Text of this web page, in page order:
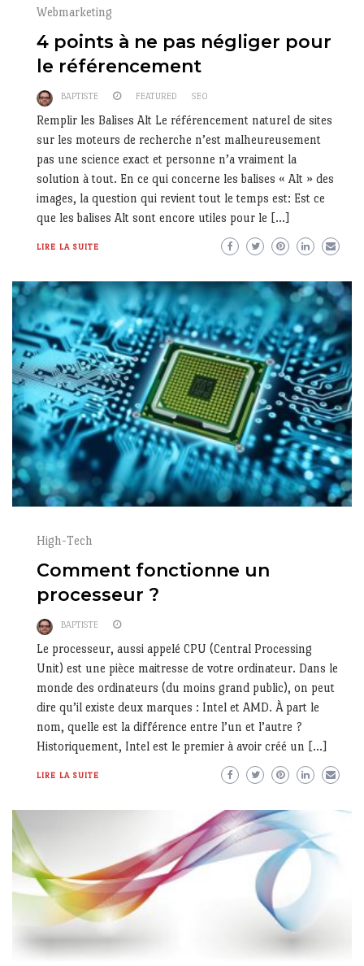
Webmarketing
4 points à ne pas négliger pour
le référencement
BAPTISTE FEATURED SEO
Remplir les Balises Alt Le référencement naturel de sites
sur les moteurs de recherche n’est malheureusement
pas une science exact et personne n’a vraiment la
solution à tout. En ce qui concerne les balises « Alt » des
images, la question qui revient tout le temps est: Est ce
que les balises Alt sont encore utiles pour le […]
LIRE LA SUITE
High-Tech
Comment fonctionne un
processeur ?
BAPTISTE
Le processeur, aussi appelé CPU (Central Processing
Unit) est une pièce maitresse de votre ordinateur. Dans le
monde des ordinateurs (du moins grand public), on peut
dire qu’il existe deux marques : Intel et AMD. À part le
nom, quelle est la différence entre l’un et l’autre ?
Historiquement, Intel est le premier à avoir créé un […]
LIRE LA SUITE